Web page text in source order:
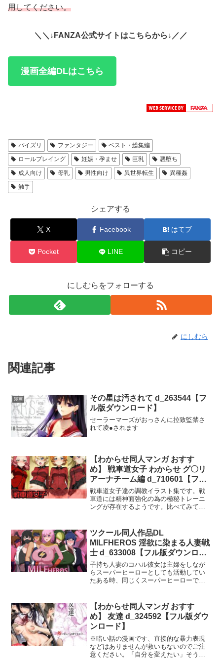
用してください。
＼＼↓FANZA公式サイトはこちらから↓／／
漫画全編DLはこちら
パイズリ ファンタジー
ベスト・総集編
ロールプレイング
妊娠・孕ませ 巨乳
悪堕ち
成人向け
母乳 男性向け 異世界転生
異種姦
触手
シェアする
X Facebook はてブ
Pocket LINE コピー
にしむらをフォローする
にしむら
関連記事
漫画
その星は汚されて d_263544【フ
ル版ダウンロード】
セーラーマーズがおっさんに拉致監禁さ
れて凌●されます
【わからせ同人マンガ おすす
め】 戦車道女子 わからせ グ〇リ
アーナチーム編 d_710601【フル
版ダウンロード】
戦車道女子達の調教イラスト集です。戦
車道には精神面強化の為の極秘トレーニ
ングが存在するようです。比べてみて初
レンジ〇コ 93枚・〇ッサム 87枚・〇ー
ズヒップ 62枚・合計325枚※本作品は
Stable Diffusionで生成しております。
ツクール同人作品DL
MILFHEROS 淫欲に染まる人妻戦
士 d_633008【フル版ダウンロー
ド】
子持ち人妻のコハル彼女は主婦をしなが
らスーパーヒーローとしても活動してい
たある時、同じくスーパーヒーローであ
的興奮ウイルス」に感染してしまう逃亡
したヴィランは、主人公の住む町に「性
的興奮ウイルス」をばら撒いた…混乱し
た状況に翻弄されるヒーロー仲間達…感
染し、発情した市民…この状況を利用
し、ヒーローに対し優位に立とうとする
者…そしてどこかに消えたまま見つから
ないヴィラン…危うい状況の中、果たし
【わからせ同人マンガ おすす
め】 友達 d_324592【フル版ダウ
ンロード】
※暗い話の漫画です、直接的な暴力表現
などはありませんが救いもないのでご注
意ください。「自分を変えたい」そう思